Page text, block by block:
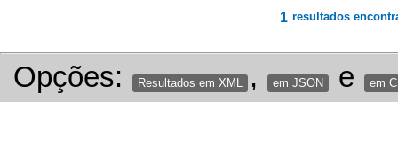
1 resultados
Opções: Resultados em XML , em JSON e em